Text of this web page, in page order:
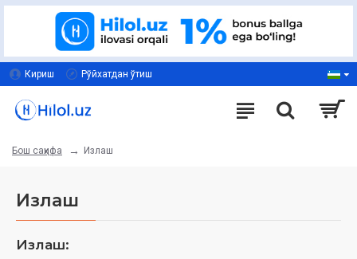
Кириш Рўйхатдан ўтиш
Бош саҳифа Излаш
Излаш
Излаш: